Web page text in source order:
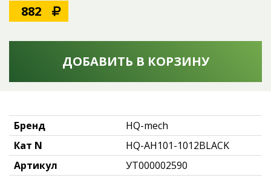
882
ДОБАВИТЬ В КОРЗИНУ
Бренд
HQ-mech
Кат N
HQ-AH101-1012BLACK
Артикул
УТ000002590